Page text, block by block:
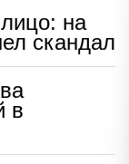
на
скандал
в